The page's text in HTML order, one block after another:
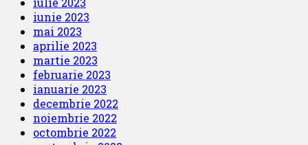
iunie 2023
mai 2023
aprilie 2023
martie 2023
februarie 2023
ianuarie 2023
decembrie 2022
noiembrie 2022
octombrie 2022